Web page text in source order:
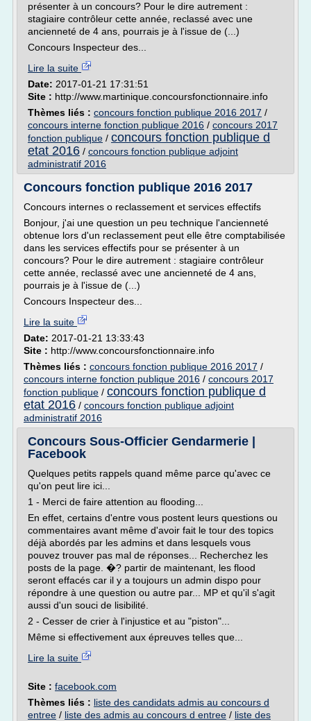
présenter à un concours? Pour le dire autrement :
stagiaire contrôleur cette année, reclassé avec une
ancienneté de 4 ans, pourrais je à l'issue de (...)
Concours Inspecteur des...
Lire la suite
Date: 2017-01-21 17:31:51
Site : http://www.martinique.concoursfonctionnaire.info
Thèmes liés : concours fonction publique 2016 2017 /
concours interne fonction publique 2016 / concours 2017
fonction publique / concours fonction publique d
etat 2016 / concours fonction publique adjoint
administratif 2016
Concours fonction publique 2016 2017
Concours internes o reclassement et services effectifs
Bonjour, j'ai une question un peu technique l'ancienneté
obtenue lors d'un reclassement peut elle être comptabilisée
dans les services effectifs pour se présenter à un
concours? Pour le dire autrement : stagiaire contrôleur
cette année, reclassé avec une ancienneté de 4 ans,
pourrais je à l'issue de (...)
Concours Inspecteur des...
Lire la suite
Date: 2017-01-21 13:33:43
Site : http://www.concoursfonctionnaire.info
Thèmes liés : concours fonction publique 2016 2017 /
concours interne fonction publique 2016 / concours 2017
fonction publique / concours fonction publique d
etat 2016 / concours fonction publique adjoint
administratif 2016
Concours Sous-Officier Gendarmerie |
Facebook
Quelques petits rappels quand même parce qu'avec ce
qu'on peut lire ici...
1 - Merci de faire attention au flooding...
En effet, certains d'entre vous postent leurs questions ou
commentaires avant même d'avoir fait le tour des topics
déjà abordés par les admins et dans lesquels vous
pouvez trouver pas mal de réponses... Recherchez les
posts de la page. �? partir de maintenant, les flood
seront effacés car il y a toujours un admin dispo pour
répondre à une question ou autre par... MP et qu'il s'agit
aussi d'un souci de lisibilité.
2 - Cesser de crier à l'injustice et au "piston"...
Même si effectivement aux épreuves telles que...
Lire la suite
Site : facebook.com
Thèmes liés : liste des candidats admis au concours d
entree / liste des admis au concours d entree / liste des